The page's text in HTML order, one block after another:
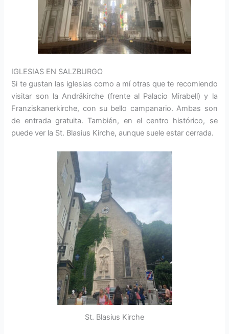
IGLESIAS EN SALZBURGO
Si te gustan las iglesias como a mí otras que te recomiendo
visitar son la Andräkirche (frente al Palacio Mirabell) y la
Franziskanerkirche, con su bello campanario. Ambas son
de entrada gratuita. También, en el centro histórico, se
puede ver la St. Blasius Kirche, aunque suele estar cerrada.
St. Blasius Kirche